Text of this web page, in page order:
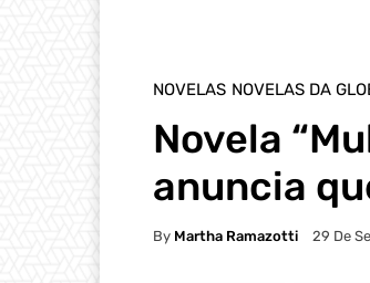
NOVELAS NOVELAS DA
Novela
anuncia
By Martha Ramazotti 29 De